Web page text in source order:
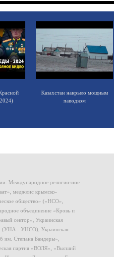
Казахстан накрыло мощным
паводком
Международное религиозное
меджлис крымско-
общество» («НСО»,
объединение «Кровь и
сектор», Украинская
(УНА - УНСО), Украинская
им. Степана Бандеры»,
партия «ВОЛЯ», «Высший